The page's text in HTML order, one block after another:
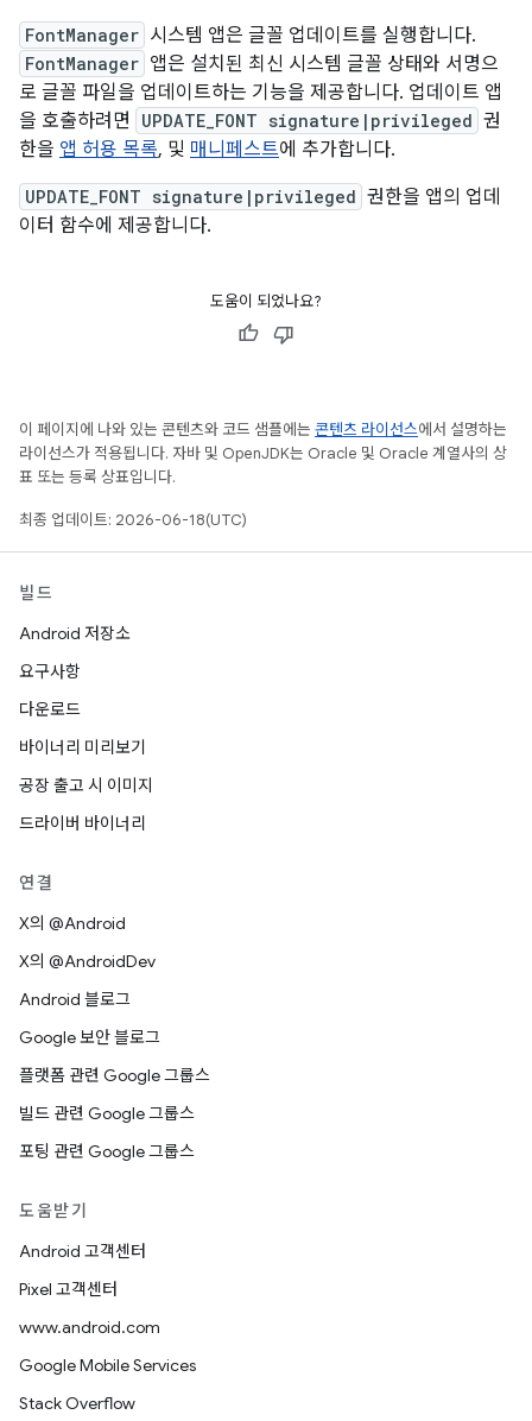
FontManager 시스템 앱은 글꼴 업데이트를 실행합니다.
FontManager 앱은 설치된 최신 시스템 글꼴 상태와 서명으
로 글꼴 파일을 업데이트하는 기능을 제공합니다. 업데이트 앱
을 호출하려면
UPDATE_FONT signature|privileged 권
한을 앱 허용 목록, 및 매니페스트에 추가합니다.
UPDATE_FONT signature|privileged 권한을 앱의 업데
이터 함수에 제공합니다.
도움이 되었나요?
이 페이지에 나와 있는 콘텐츠와 코드 샘플에는 콘텐츠 라이선스에서 설명하는
라이선스가 적용됩니다. 자바 및 OpenJDK는 Oracle 및 Oracle 계열사의 상
표 또는 등록 상표입니다.
최종 업데이트: 2026-06-18(UTC)
빌드
Android 저장소
요구사항
다운로드
바이너리 미리보기
공장 출고 시 이미지
드라이버 바이너리
연결
X의 @Android
X의 @AndroidDev
Android 블로그
Google 보안 블로그
플랫폼 관련 Google 그룹스
빌드 관련 Google 그룹스
포팅 관련 Google 그룹스
도움받기
Android 고객센터
Pixel 고객센터
www.android.com
Google Mobile Services
Stack Overflow